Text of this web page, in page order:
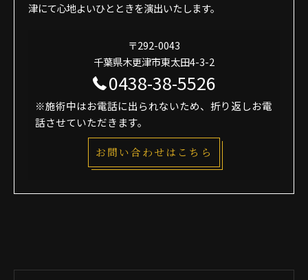
津にて心地よいひとときを演出いたします。
〒292-0043
千葉県木更津市東太田4-3-2
0438-38-5526
※施術中はお電話に出られないため、折り返しお電
話させていただきます。
お問い合わせはこちら